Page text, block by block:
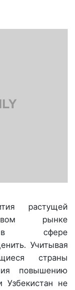
растущей
рынке
в сфере
Учитывая
страны
повышению
Узбекистан не